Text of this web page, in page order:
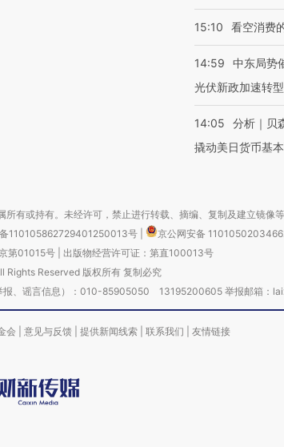
15:10 看空消费
14:59
中东局势
光伏新政加速转型
14:05
分析｜贝
撬动美日货币基
有或持有。未经许可，禁止进行转载、摘编、复制及建立镜像等
110105862729401250013号
京公网安备
第01015号| 出版物经营许可证：第直100013号
Rights Reserved 版权所有 复制必究
报、谣言信息）：010-85905050 13195200605 举报邮箱：
会 意见与反馈 提供新闻线索 联系我们 友情链接